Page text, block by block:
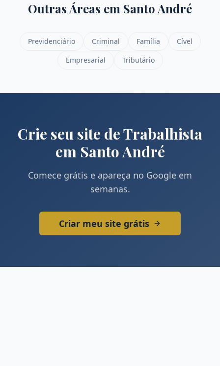
Outras Áreas em Santo André
Previdenciário Criminal Família
Cível
Empresarial
Tributário
Crie seu site deTrabalhista
em Santo André
Comece grátis e apareça no Google em
semanas.
Criar meu site grátis